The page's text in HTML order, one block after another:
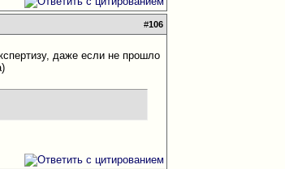
#106
даже если не прошло